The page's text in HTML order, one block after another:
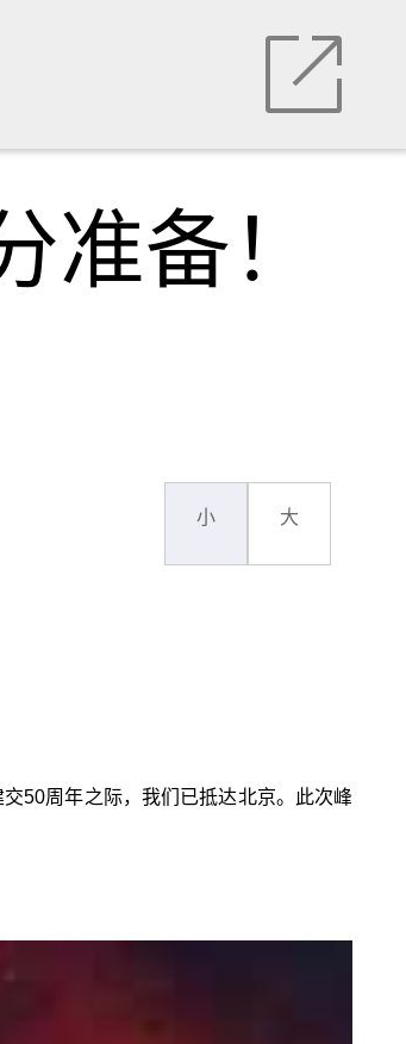
备！
小 大
50周年之际，我们已抵达北京。此次峰